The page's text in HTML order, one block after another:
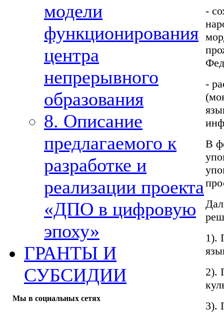
модели
функционирования
центра
непрерывного
образования
8. Описание
предлагаемого к
разработке и
реализации проекта
«ДПО в цифровую
эпоху»
ГРАНТЫ И
СУБСИДИИ
Мы в социальных сетях
-
-
В
1).
2).
3).